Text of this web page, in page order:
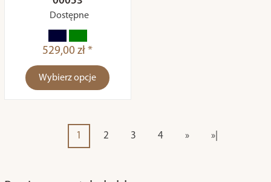
Dostępne
529,00 zł *
Wybierz opcje
1 2 3 4 » »|